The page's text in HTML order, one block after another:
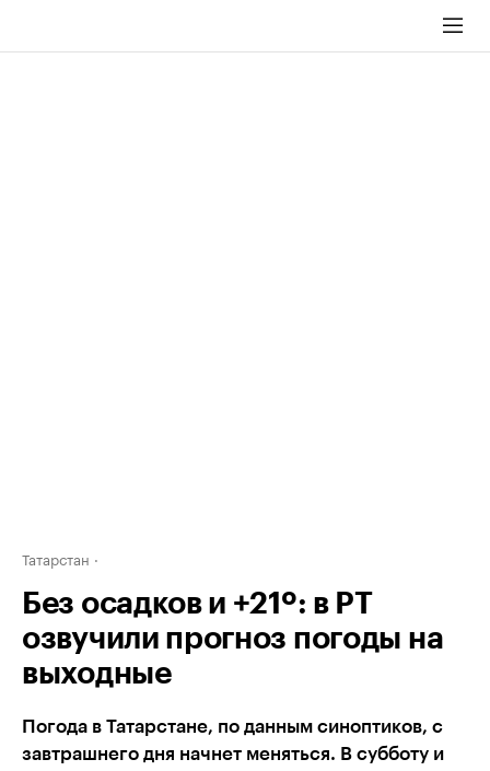
Татарстан
Без осадков и +21º: в РТ
озвучили прогноз погоды на
выходные
Погода в Татарстане, по данным синоптиков, с
завтрашнего дня начнет меняться. В субботу и